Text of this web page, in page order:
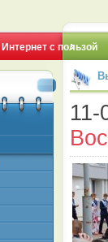
Интернет с пользой